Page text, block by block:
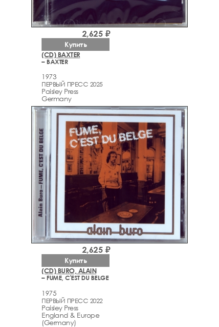
(CD) BAXTER
– BAXTER
1973
ПЕРВЫЙ ПРЕСС 2025
Paisley Press
Germany
2,625 ₽
Купить
(CD) BURO, ALAIN
– FUME, C'EST DU BELGE
1975
ПЕРВЫЙ ПРЕСС 2022
Paisley Press
England & Europe
(Germany)
2,625 ₽
Купить